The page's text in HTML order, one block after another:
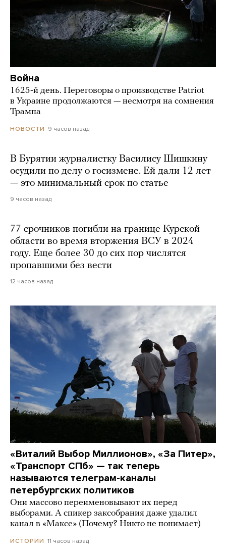
Война
1625-й день. Переговоры о производстве Patriot
в Украине продолжаются — несмотря на сомнения
Трампа
НОВОСТИ 9 часов назад
В Бурятии журналистку Василису Шишкину
осудили по делу о госизмене. Ей дали 12 лет
— это минимальный срок по статье
9 часов назад
77 срочников погибли на границе Курской
области во время вторжения ВСУ в 2024
году. Еще более 30 до сих пор числятся
пропавшими без вести
12 часов назад
«Виталий Выбор Миллионов», «За Питер»,
«Транспорт СПб» — так теперь
называются телеграм-каналы
петербургских политиков
Они массово переименовывают их перед
выборами. А спикер заксобрания даже удалил
канал в «Максе» (Почему? Никто не понимает)
ИСТОРИИ 11 часов назад